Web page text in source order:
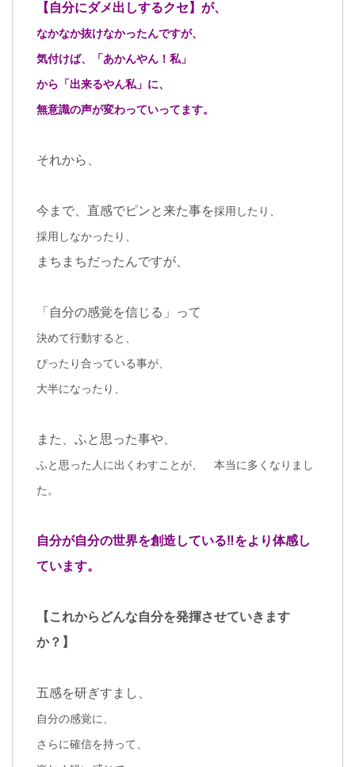
【自分にダメ出しするクセ】が、
なかなか抜けなかったんですが、
気付けば、「あかんやん！私」
から「出来るやん私」に、
無意識の声が変わっていってます。
それから、
今まで、直感でピンと来た事を採用したり、
採用しなかったり、
まちまちだったんですが、
「自分の感覚を信じる」って
決めて行動すると、
ぴったり合っている事が、
大半になったり、
また、ふと思った事や、
ふと思った人に出くわすことが、 本当に多くなりまし
た。
自分が自分の世界を創造している‼︎をより体感し
ています。
【これからどんな自分を発揮させていきます
か？】
五感を研ぎすまし、
自分の感覚に、
さらに確信を持って、